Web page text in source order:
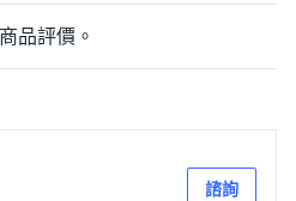
品評價。
諮詢